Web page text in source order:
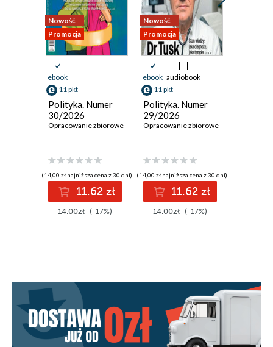
Nowość
Promocja
ebook
11 pkt
Polityka. Numer
30/2026
Opracowanie zbiorowe
(14,00 zł najniższa cena z 30 dni)
11.62 zł
14.00zł (-17%)
Nowość
Promocja
ebook audiobook
11 pkt
Polityka. Numer
29/2026
Opracowanie zbiorowe
(14,00 zł najniższa cena z 30 dni)
11.62 zł
14.00zł (-17%)